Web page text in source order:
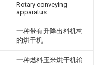
Rotary conveying
apparatus
一种带有升降出料机构
的烘干机
一种燃料玉米烘干机输